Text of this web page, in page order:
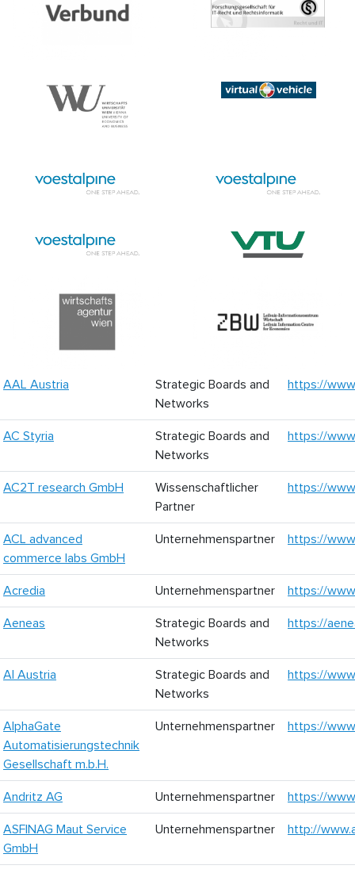
AAL Austria
Strategic Boards and
Networks
https://
AC Styria
Strategic Boards and
Networks
https://
AC2T research GmbH
Wissenschaftlicher
Partner
https://
ACL advanced
commerce labs GmbH
Unternehmenspartner https://
Acredia Unternehmenspartner https://
Aeneas
Strategic Boards and
Networks
https://
AI Austria
Strategic Boards and
Networks
https://
AlphaGate
Automatisierungstechnik
Gesellschaft m.b.H.
Unternehmenspartner https://
Andritz AG Unternehmenspartner https://
ASFINAG Maut Service
GmbH
Unternehmenspartner http://